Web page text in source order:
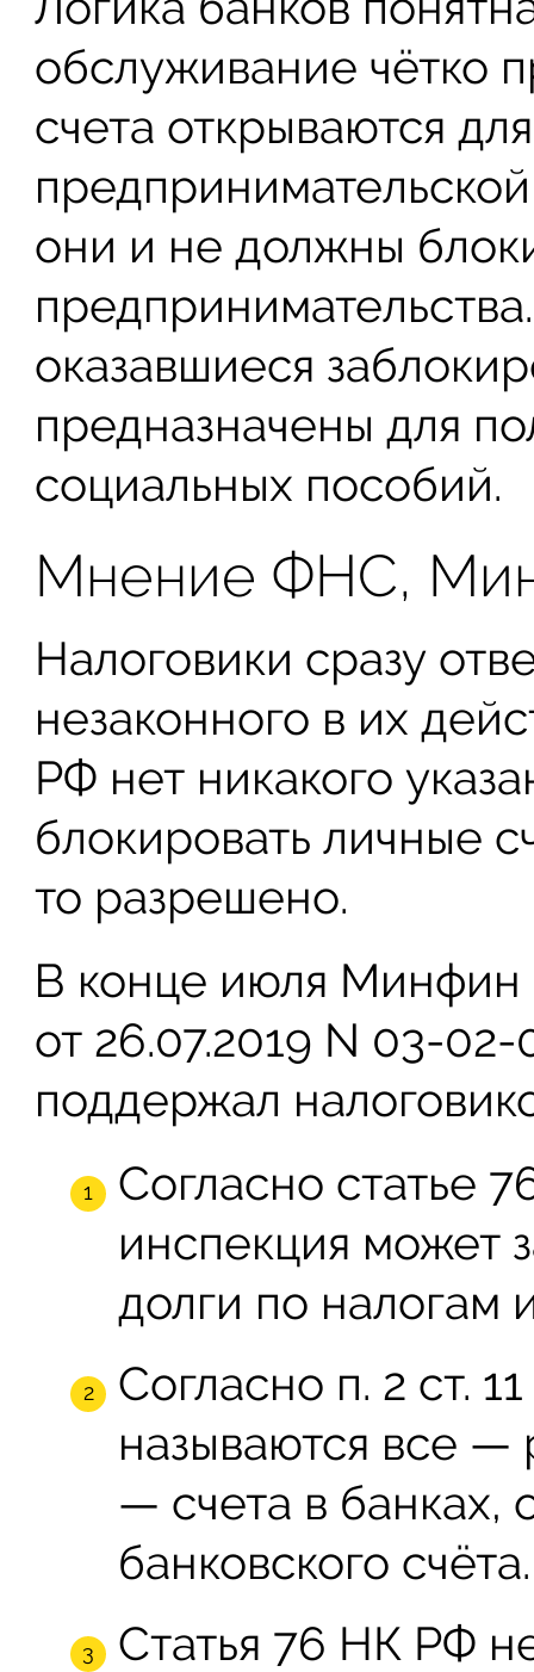
обслуживание чётко
счета открываются
они и не должны
оказавшиеся
предназначены для
социальных пособий.
Мнение ФНС,
Налоговики сразу
незаконного в их
РФ нет никакого
блокировать личные
то разрешено.
В конце июля Минфин
от 26.07.2019 N 03-
поддержал
Согласно статье
инспекция может
долги по налогам
Согласно п. 2 ст.
называются все —
— счета в банках,
банковского счёта.
Статья 76 НК РФ